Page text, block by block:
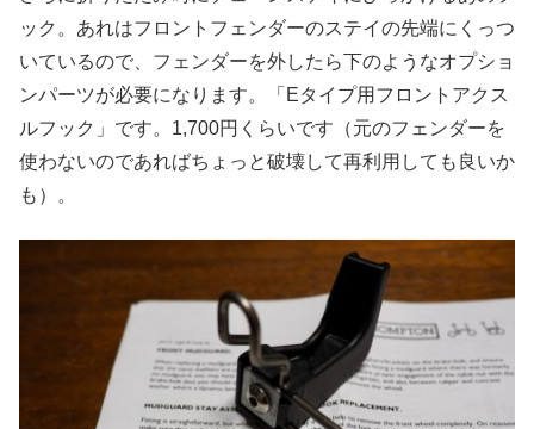
ック。あれはフロントフェンダーのステイの先端にくっつ
いているので、フェンダーを外したら下のようなオプショ
ンパーツが必要になります。「Eタイプ用フロントアクス
ルフック」です。1,700円くらいです（元のフェンダーを
使わないのであればちょっと破壊して再利用しても良いか
も）。